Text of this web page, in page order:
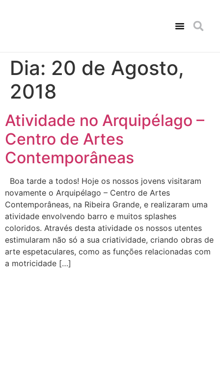
Dia: 20 de Agosto,
2018
Atividade no Arquipélago –
Centro de Artes
Contemporâneas
Boa tarde a todos! Hoje os nossos jovens visitaram
novamente o Arquipélago – Centro de Artes
Contemporâneas, na Ribeira Grande, e realizaram uma
atividade envolvendo barro e muitos splashes
coloridos. Através desta atividade os nossos utentes
estimularam não só a sua criatividade, criando obras de
arte espetaculares, como as funções relacionadas com
a motricidade […]